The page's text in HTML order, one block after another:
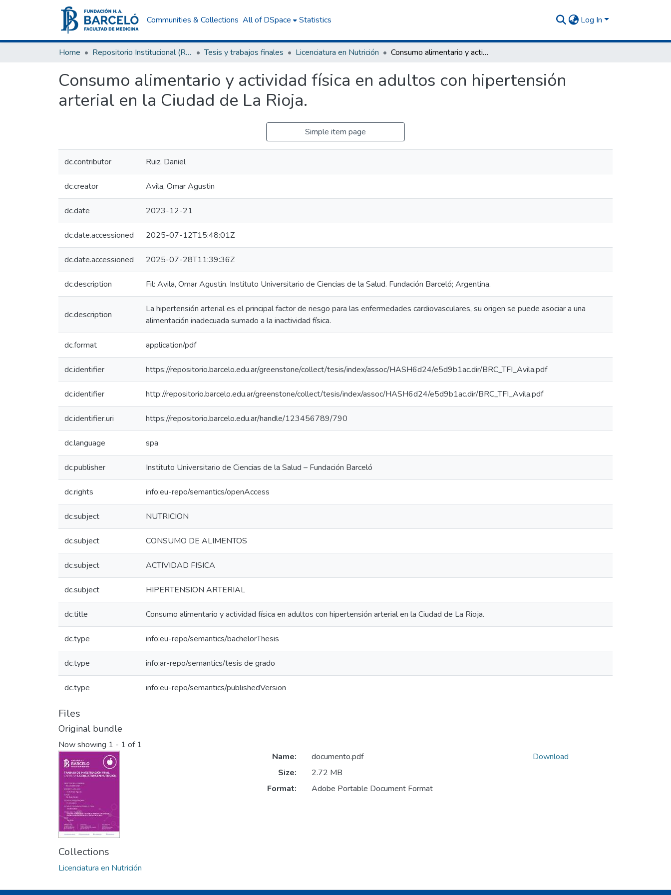
Communities & Collections All of DSpace Statistics Log In
Home Repositorio Institucional (RI) del Instituto Universitario de Ciencias de la Salud Fundación H. A. Barceló Tesis y trabajos finales Licenciatura en Nutrición Consumo alimentario y actividad física en adultos con hipertensión arterial en la Ciudad de La Rioja.
Consumo alimentario y actividad física en adultos con hipertensión
arterial en la Ciudad de La Rioja.
Simple item page
dc.contributor Ruiz, Daniel
dc.creator Avila, Omar Agustin
dc.date 2023-12-21
dc.date.accessioned 2025-07-12T15:48:01Z
dc.date.accessioned 2025-07-28T11:39:36Z
dc.description Fil: Avila, Omar Agustin. Instituto Universitario de Ciencias de la Salud. Fundación Barceló; Argentina.
dc.description
La hipertensión arterial es el principal factor de riesgo para las enfermedades cardiovasculares, su origen se puede asociar a una
alimentación inadecuada sumado a la inactividad física.
dc.format application/pdf
dc.identifier https://repositorio.barcelo.edu.ar/greenstone/collect/tesis/index/assoc/HASH6d24/e5d9b1ac.dir/BRC_TFI_Avila.pdf
dc.identifier http://repositorio.barcelo.edu.ar/greenstone/collect/tesis/index/assoc/HASH6d24/e5d9b1ac.dir/BRC_TFI_Avila.pdf
dc.identifier.uri https://repositorio.barcelo.edu.ar/handle/123456789/790
dc.language spa
dc.publisher Instituto Universitario de Ciencias de la Salud – Fundación Barceló
dc.rights info:eu-repo/semantics/openAccess
dc.subject NUTRICION
dc.subject CONSUMO DE ALIMENTOS
dc.subject ACTIVIDAD FISICA
dc.subject HIPERTENSION ARTERIAL
dc.title Consumo alimentario y actividad física en adultos con hipertensión arterial en la Ciudad de La Rioja.
dc.type info:eu-repo/semantics/bachelorThesis
dc.type info:ar-repo/semantics/tesis de grado
dc.type info:eu-repo/semantics/publishedVersion
Files
Original bundle
Now showing 1 - 1 of 1
Name:
documento.pdf
Size:
2.72 MB
Format:
Adobe Portable Document Format
Download
Collections
Licenciatura en Nutrición